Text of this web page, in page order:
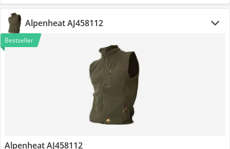
Alpenheat AJ458112
Bestseller
Alpenheat AJ458112